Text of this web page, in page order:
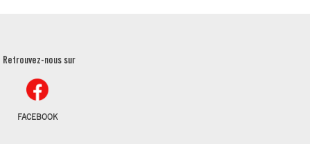
Retrouvez-nous sur
FACEBOOK